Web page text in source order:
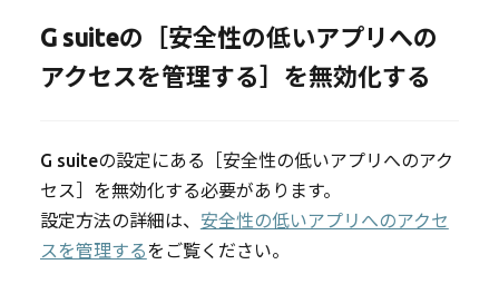
G suiteの［安全性の低いアプリへの
アクセスを管理する］を無効化する
G suiteの設定にある［安全性の低いアプリへのアク
セス］を無効化する必要があります。
設定方法の詳細は、 安全性の低いアプリへのアクセ
スを管理するをご覧ください。